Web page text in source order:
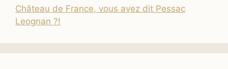
Château de France, vous avez dit Pessac
Leognan ?!